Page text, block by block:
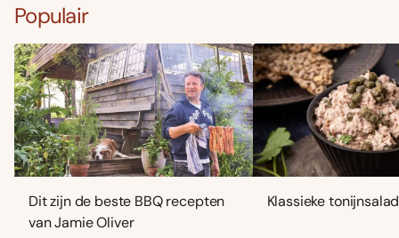
Populair
Dit zijn de beste BBQ recepten
van Jamie Oliver
Klassieke